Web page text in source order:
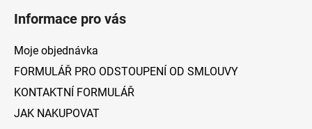
Informace pro vás
Moje objednávka
FORMULÁŘ PRO ODSTOUPENÍ OD SMLOUVY
KONTAKTNÍ FORMULÁŘ
JAK NAKUPOVAT